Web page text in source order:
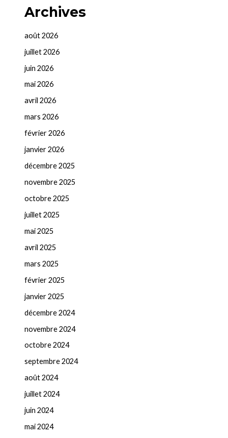
Archives
août 2026
juillet 2026
juin 2026
mai 2026
avril 2026
mars 2026
février 2026
janvier 2026
décembre 2025
novembre 2025
octobre 2025
juillet 2025
mai 2025
avril 2025
mars 2025
février 2025
janvier 2025
décembre 2024
novembre 2024
octobre 2024
septembre 2024
août 2024
juillet 2024
juin 2024
mai 2024